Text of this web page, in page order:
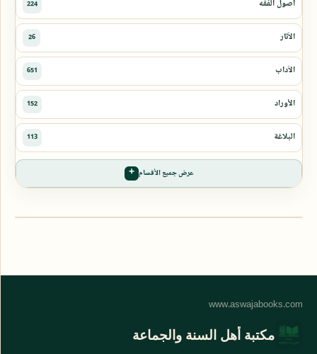
عرض جميع الأقسام
مكتبة أهل السنة والجماعة